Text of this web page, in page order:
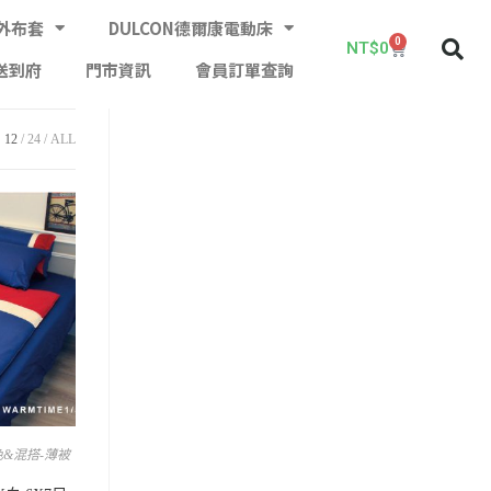
布套
DULCON德爾康電動床
到府 門市資訊 會員訂單查詢
NT$0 0
12 24 ALL
&混搭-薄被